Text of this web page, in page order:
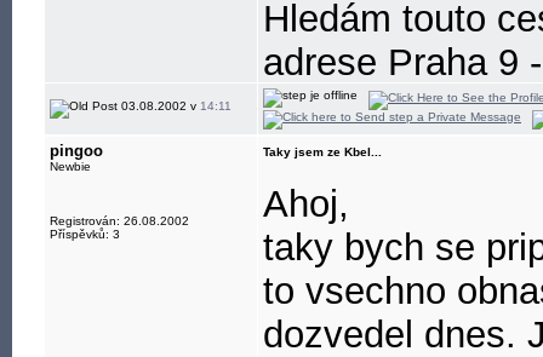
Hledám touto
adrese Praha 9
Děkuji.
03.08.2002 v 14:11
pingoo
Newbie
Registrován: 26.08.2002
Příspěvků: 3
Taky jsem ze Kbel...
Ahoj,
taky bych se
to vsechno
dozvedel dnes.